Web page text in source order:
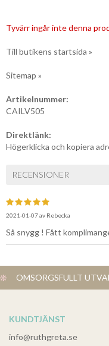
Tyvärr ingår inte denna
Till butikens startsida »
Sitemap »
Artikelnummer:
CAILV505
Direktlänk:
Högerklicka och kopiera
RECENSIONER
2021-01-07av Rebecka
Så snygg ! Fått
OMSORGSFULLT
KUNDTJÄNST
info@ruthgreta.se